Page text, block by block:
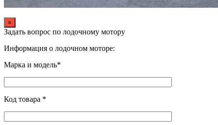
×
Задать вопрос по лодочному мотору
Информация о лодочном моторе:
Марка и модель*
Код товара *